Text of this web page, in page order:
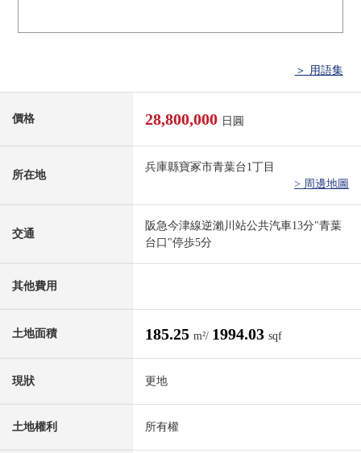
＞ 用語集
價格 28,800,000 日圓
所在地
兵庫縣寶冢市青葉台1丁目
> 周邊地圖
交通
阪急今津線逆瀨川站公共汽車13分"青葉
台口"停歩5分
其他費用
土地面積 185.25 m²/ 1994.03 sqf
現狀 更地
土地權利 所有權